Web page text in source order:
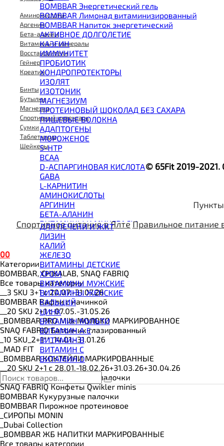
BOMBBAR Энергетический гель
BOMBBAR Лимонад витаминизированный
BOMBBAR Напиток энергетический
АКТИВНОЕ ДОЛГОЛЕТИЕ
КАЗЕИН
ИММУНИТЕТ
ПРОБИОТИК
ХОНДРОПРОТЕКТОРЫ
ИЗОЛЯТ
ИЗОТОНИК
МАГНЕЗИУМ
ПРОТЕИНОВЫЙ ШОКОЛАД БЕЗ САХАРА
ПИЩЕВЫЕ ВОЛОКНА
АДАПТОГЕНЫ
МОРОЖЕНОЕ
5-HTP
BCAA
D-АСПАРГИНОВАЯ КИСЛОТА
GABA
L-КАРНИТИН
АМИНОКИСЛОТЫ
АРГИНИН
БЕТА-АЛАНИН
ВИТАМИНЫ И МИНЕРАЛЫ
ВОССТАНОВИТЕЛИ
ГЕЙНЕР
ГИАЛУРОНОВАЯ КИСЛОТА
ГЛЮТАМИН
ГУАРАНА
ДЛЯ СУСТАВОВ И СВЯЗОК
ДОБАВКИ ДЛЯ СНА
ЖИРОСЖИГАТЕЛИ
КОЛЛАГЕН
КОЭНЗИМ Q10
КРЕАТИН
ПОЛЕЗНЫЕ ЖИРЫ
ПРОТЕИН
ПРОТЕИНОВОЕ ПЕЧЕНЬЕ
ПРОТЕИНОВЫЕ БАТОНЧИКИ
ПРОТЕИНОВЫЕ КАШИ
ТЕСТОБУСТЕРЫ
ЦИТРУЛЛИН МАЛАТ
ПРЕДТРЕНИРОВОЧНЫЕ КОМПЛЕКСЫ
ЭНЕРГЕТИКИ И ЖИРОСЖИГАТЕЛИ#
ДЛЯ ПЕЧЕНИ И ЖКТ
ЛИЗИН
КАЛИЙ
ЖЕЛЕЗО
ВИТАМИНЫ ДЕТСКИЕ
ХРОМ
ВИТАМИНЫ МУЖСКИЕ
ВИТАМИНЫ ЖЕНСКИЕ
КАЛЬЦИЙ
ЦИНК
ВИТАМИН МУЛЬТИ
ВИТАМИН A E
ВИТАМИН B
ВИТАМИН C
ВИТАМИН D
Аминокислоты
Аргенин
Бета-аланин
Витамины и минералы
Восстановители
Гейнер
Креатин
Бинты
Бутылки
Магнезия
Спортивный инвентарь
Сумки
Таблетницы
Шейкеры
© 65Fit 2019-2021.
Спортивное питание в Ялте Правильное питание
00
Категории
BOMBBAR, CHIKALAB, SNAQ FABRIQ
Все товары категории
__3 SKU 3+1 с 20.07.-31.07.26
BOMBBAR Вафли с начинкой
__20 SKU 2+1 с 07.05.-31.05.26
_BOMBBAR PRO Milk МОЛОКО МАРКИРОВАННОЕ
SNAQ FABRIQ Батончик глазированный
_10 SKU_2+1**_14.01.-31.01.26
_MAD FIT
_BOMBBAR КОКТЕЙЛИ МАРКИРОВАННЫЕ
__20 SKU 2+1 с 28.01.-18.02.26+31.03.26+30.04.26
SNAQ FABRIQ Кукурузные палочки
SNAQ FABRIQ Конфеты Qwikler minis
BOMBBAR Кукурузные палочки
BOMBBAR Пирожное протеиновое
_CИРОПЫ MONIN
_Dubai Collection
_BOMBBAR ЖБ НАПИТКИ МАРКИРОВАННЫЕ
Все товары категории